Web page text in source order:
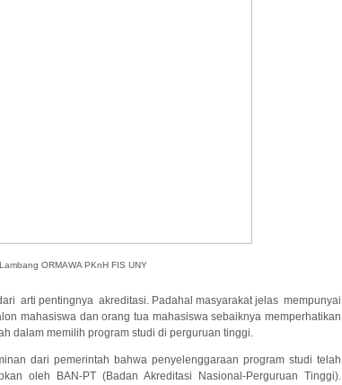
Lambang ORMAWA PKnH FIS UNY
arti pentingnya akreditasi. Padahal masyarakat jelas mempunyai
mahasiswa dan orang tua mahasiswa sebaiknya memperhatikan
dalam memilih program studi di perguruan tinggi.
dari pemerintah bahwa penyelenggaraan program studi telah
oleh BAN-PT (Badan Akreditasi Nasional-Perguruan Tinggi).